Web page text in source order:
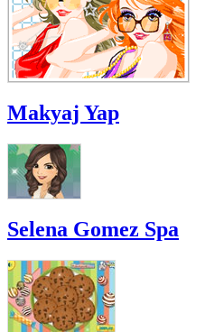
Makyaj Yap
Selena Gomez Spa